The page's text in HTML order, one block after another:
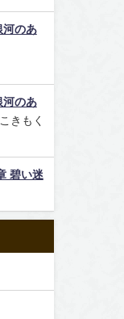
河のあ
河のあ
こきもく
碧い迷